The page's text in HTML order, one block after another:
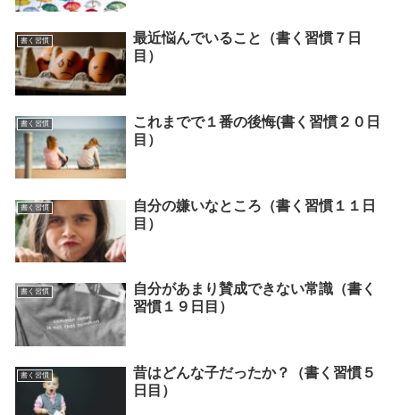
書く習慣
最近悩んでいること（書く習慣７日
目）
書く習慣
これまでで１番の後悔(書く習慣２０日
目）
書く習慣
自分の嫌いなところ（書く習慣１１日
目）
書く習慣
自分があまり賛成できない常識（書く
習慣１９日目）
書く習慣
昔はどんな子だったか？（書く習慣５
日目）